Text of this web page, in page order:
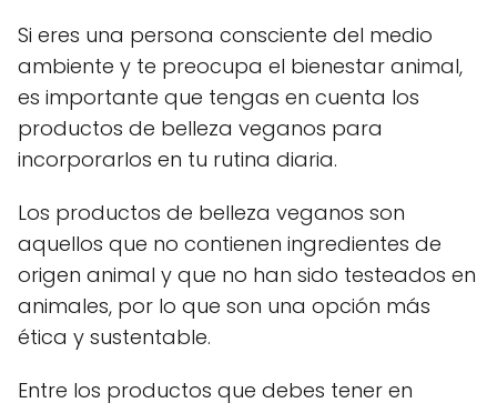
Si eres una persona consciente del medio
ambiente y te preocupa el bienestar animal,
es importante que tengas en cuenta los
productos de belleza veganos para
incorporarlos en tu rutina diaria.
Los productos de belleza veganos son
aquellos que no contienen ingredientes de
origen animal y que no han sido testeados en
animales, por lo que son una opción más
ética y sustentable.
Entre los productos que debes tener en